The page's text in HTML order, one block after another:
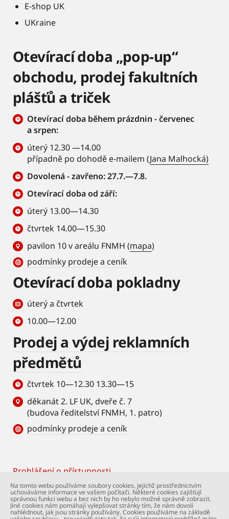
E-shop UK
UKraine
Otevírací doba „pop-up“
obchodu, prodej fakultních
plášťů a triček
Otevírací doba během prázdnin - červenec
a srpen:
úterý 12.30 —14.00
případně po dohodě e-mailem (Jana Malhocká)
Dovolená - zavřeno: 27.7.—7.8.
Otevírací doba od září:
úterý 13.00—14.30
čtvrtek 14.00—15.30
pavilon 10 v areálu FNMH (mapa)
podmínky prodeje a ceník
Otevírací doba pokladny
úterý a čtvrtek
10.00—12.00
Prodej a výdej reklamních
předmětů
čtvrtek 10—12.30 13.30—15
děkanát 2. LF UK, dveře č. 7
(budova ředitelství FNMH, 1. patro)
podmínky prodeje a ceník
Footer
Prohlášení o přístupnosti
© Univerzita Karlova – 2. lékařská fakulta. Všechna
práva vyhrazena. Foto: 2. LF a Shutterstock.com.
Podpora webu:webmaster@lfmotol.cuni.cz
Na tomto webu používáme soubory cookies, jejichž prostřednictvím
uchováváme informace ve vašem počítači. Některé cookies zajišťují
správnou funkci webu a bez nich by ho nebylo možné správně zobrazit.
Jiné cookies nám pomáhají vylepšovat stránky tím, že nám dovolí
nahlédnout, jak jsou stránky používány. Cookies používáme na základě